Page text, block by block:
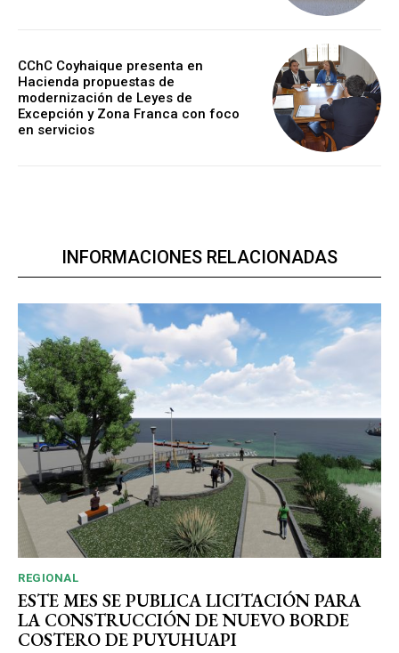
CChC Coyhaique presenta en
Hacienda propuestas de
modernización de Leyes de
Excepción y Zona Franca con foco
en servicios
INFORMACIONES RELACIONADAS
REGIONAL
ESTE MES SE PUBLICA LICITACIÓN PARA
LA CONSTRUCCIÓN DE NUEVO BORDE
COSTERO DE PUYUHUAPI